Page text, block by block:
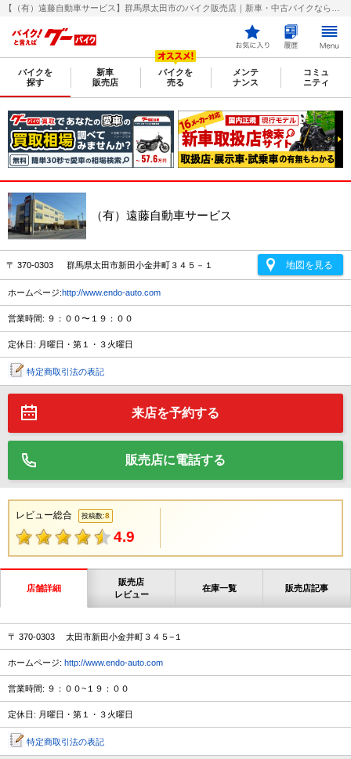
バイクを
探す
新車
販売店
バイクを
売る
メンテ
ナンス
コミュ
ニティ
（有）遠藤自動車サービス
〒 370-0303 群馬県太田市新田小金井町３４５－１ 地図を見る
ホームページ:http://www.endo-auto.com
営業時間: ９：００〜１９：００
定休日: 月曜日・第１・３火曜日
特定商取引法の表記
来店を予約する
販売店に電話する
レビュー総合 投稿数:8
4.9
店舗詳細
販売店
レビュー
在庫一覧 販売店記事
〒 370-0303 太田市新田小金井町３４５−１
ホームページ: http://www.endo-auto.com
営業時間: ９：００~１９：００
定休日: 月曜日・第１・３火曜日
特定商取引法の表記